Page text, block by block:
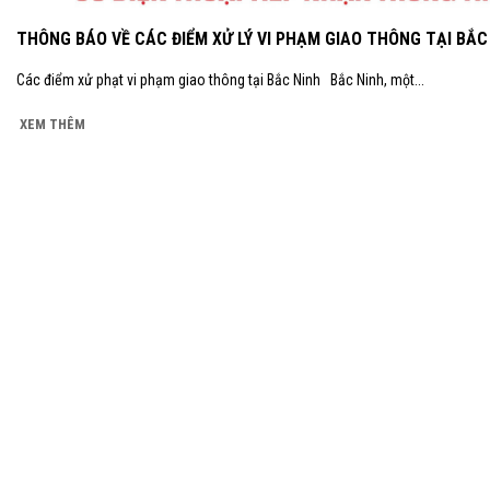
THÔNG BÁO VỀ CÁC ĐIỂM XỬ LÝ VI PHẠM GIAO THÔNG TẠI
Các điểm xử phạt vi phạm giao thông tại Bắc Ninh Bắc Ninh, một...
XEM THÊM